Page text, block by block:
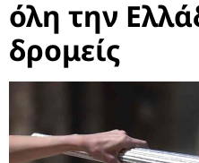
όλη την
δρομείς